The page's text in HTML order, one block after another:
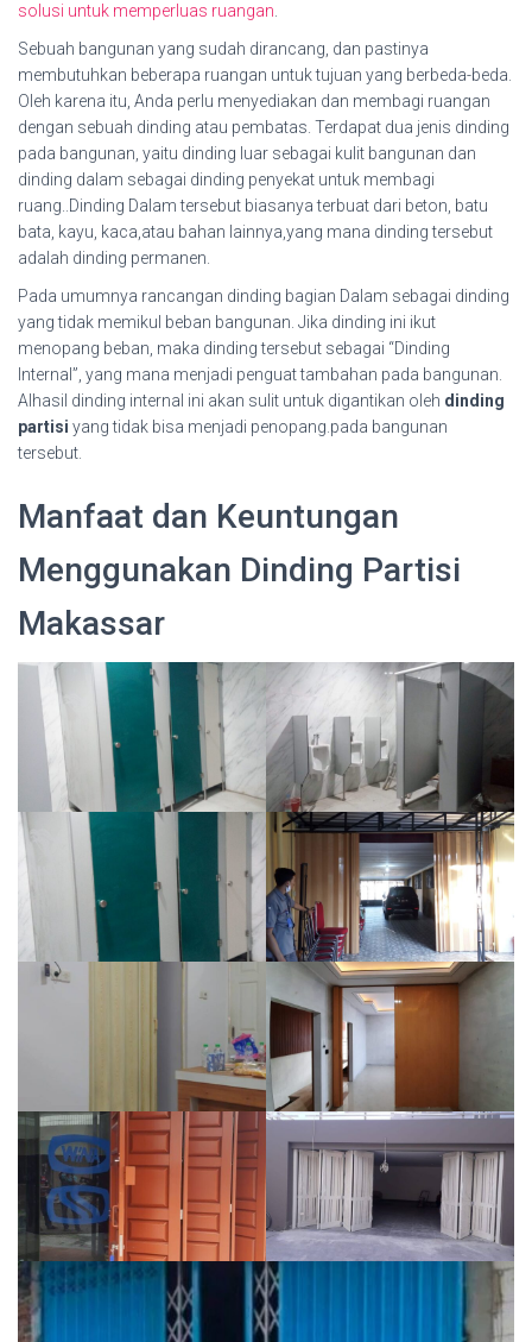
solusi untuk memperluas ruangan
Sebuah bangunan yang sudah dirancang, dan pastinya
membutuhkan beberapa ruangan untuk tujuan yang berbeda-beda.
Oleh karena itu, Anda perlu menyediakan dan membagi ruangan
dengan sebuah dinding atau pembatas. Terdapat dua jenis dinding
pada bangunan, yaitu dinding luar sebagai kulit bangunan dan
dinding dalam sebagai dinding penyekat untuk membagi
ruang..Dinding Dalam tersebut biasanya terbuat dari beton, batu
bata, kayu, kaca,atau bahan lainnya,yang mana dinding tersebut
adalah dinding permanen.
Pada umumnya rancangan dinding bagian Dalam sebagai dinding
yang tidak memikul beban bangunan. Jika dinding ini ikut
menopang beban, maka dinding tersebut sebagai “Dinding
Internal”, yang mana menjadi penguat tambahan pada bangunan.
Alhasil dinding internal ini akan sulit untuk digantikan oleh dinding
partisi yang tidak bisa menjadi penopang.pada bangunan
tersebut.
Manfaat dan Keuntungan
Menggunakan Dinding Partisi
Makassar